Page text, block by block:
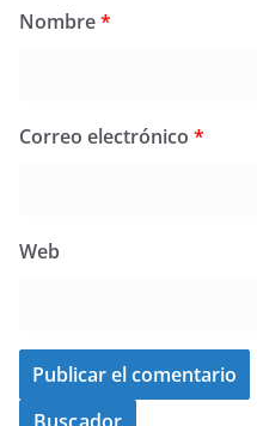
Nombre*
Correo electrónico *
Web